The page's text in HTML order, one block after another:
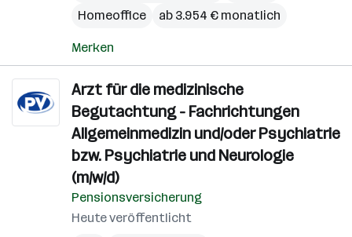
Homeoffice
ab 3.954 € monatlich
Merken
Arzt für die medizinische
Begutachtung - Fachrichtungen
Allgemeinmedizin und/oder Psychiatrie
bzw. Psychiatrie und Neurologie
(m/w/d)
Pensionsversicherung
Heute veröffentlicht